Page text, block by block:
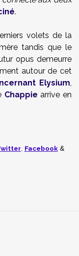
.
volets de la
tandis que le
opus demeurre
autour de cet
Elysium,
Chappiearrive en
Facebook&